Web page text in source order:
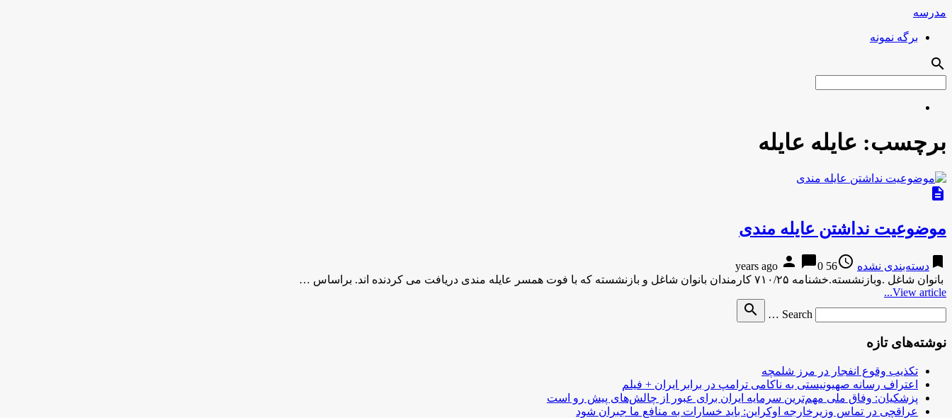
مدرسه
برگه نمونه
search
برچسب: عایله عایله
description
موضوعیت نداشتن عایله مندی
bookmark دسته‌بندی نشده access_time
56 years ago
person chat_bubble0
بانوان شاغل .وبازنشسته.خشنامه ۷۱۰/۲۵ کارمندان بانوان شاغل و بازنشسته که با فوت همسر عایله مندی دریافت می کردنده اند. براساس …
View article...
Search …
search
نوشته‌های تازه
تکذیب وقوع انفجار در مرز شلمچه
اعتراف رسانه صهیونیستی به ناکامی ترامپ در برابر ایران + فیلم
پزشکیان: وفاق ملی مهم‌ترین سرمایه ایران برای عبور از چالش‌های پیش رو است
عراقچی در تماس وزیرخارجه اوکراین: باید خسارات به منافع ما جبران شود